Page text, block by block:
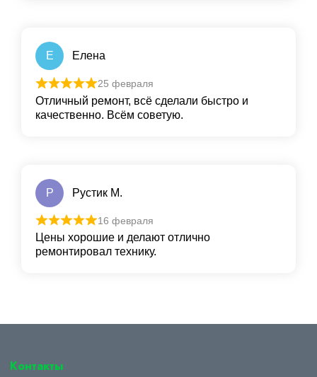
Е Елена
25 февраля
Отличный ремонт, всё сделали быстро и
качественно. Всём советую.
Р Рустик М.
16 февраля
Цены хорошие и делают отлично
ремонтировал технику.
Контакты